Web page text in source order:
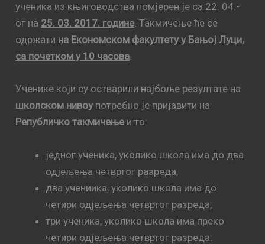
ученика из књиговодства помјерен је са 22. 04.-
ог на 25. 03. 2017. године. Такмичење ће се
одржати на Економском факултету у Бањој Луци,
са почетком у 10 часова.
Ученике који су остварили најбоље резултате на
школском нивоупотребно је пријавити на
Републичко такмичење и то:
једног ученика, уколико школа има до два
одјељења четвртог разреда,
два учениика, уколико школа има до
четири одјељења четвртог разреда,
три ученика, уколико школа има преко
четири одјељења четвртог разреда.